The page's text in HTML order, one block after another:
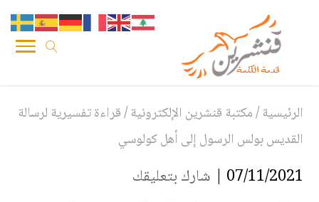
الرئيسية/مكتبة قنشرين الإلكترونية/قراءة تفسيرية لرسالة
القديس بولس الرسول إلى أهل كولوسي
07/11/2021 | شارك بتعليقك